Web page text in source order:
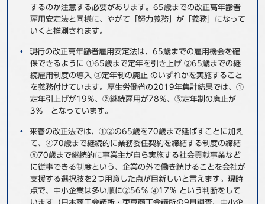
BBSグループネットワーク
株主・投資家情報 採用情報
セミナ−
お問い合わせ
するのか注意する必要があります。65歳までの改正高年齢者
雇用安定法と同様に、やがて「努力義務」が「義務」になって
いくと推測されます。
現行の改正高年齢者雇用安定法は、65歳までの雇用機会を確
保できるように ①65歳まで定年を引き上げ ②65歳までの継
続雇用制度の導入 ③定年制の廃止 のいずれかを実施すること
を義務付けています。厚生労働省の2019年集計結果では、①
定年引上げが19％、②継続雇用が78％、③定年制の廃止が
3％ となっています。
来春の改正法では、①②の65歳を70歳まで延ばすことに加え
て、④70歳まで継続的に業務委任契約を締結する制度の締結
⑤70歳まで継続的に事業主が自ら実施する社会貢献事業など
に従事できる制度という、企業の外で働き続けることを会社が
支援する選択肢を2つ用意した点が目新しいと言えます。現時
点で、中小企業は多い順に②56％ ④17％ という判断をして